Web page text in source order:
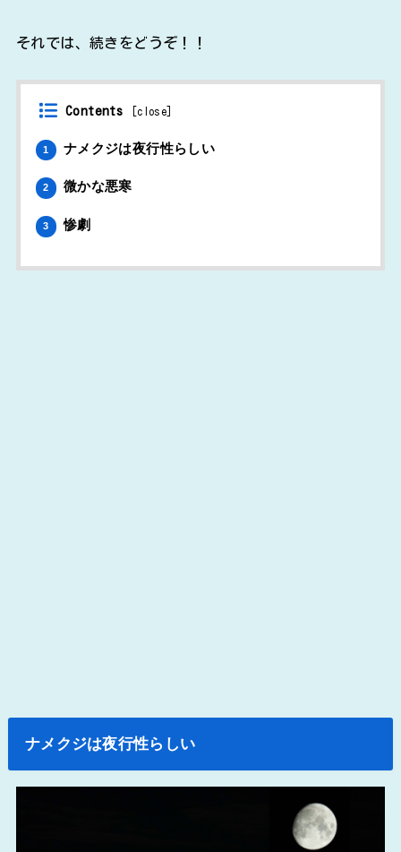
それでは、続きをどうぞ！！
Contents close
1 ナメクジは夜行性らしい
2 微かな悪寒
3 惨劇
ナメクジは夜行性らしい